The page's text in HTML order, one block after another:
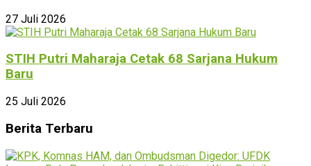
27 Juli 2026
STIH Putri Maharaja Cetak 68 Sarjana Hukum
Baru
25 Juli 2026
Berita Terbaru